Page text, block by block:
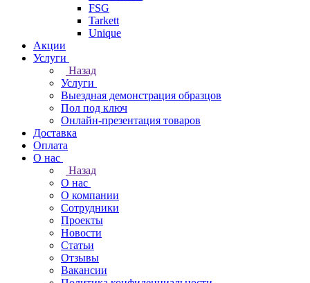
FSG
Tarkett
Unique
Акции
Услуги
Назад
Услуги
Выездная демонстрация образцов
Пол под ключ
Онлайн-презентация товаров
Доставка
Оплата
О нас
Назад
О нас
О компании
Сотрудники
Проекты
Новости
Статьи
Отзывы
Вакансии